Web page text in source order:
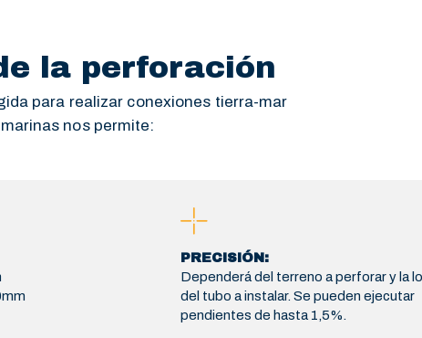
la perforación
para realizar conexiones tierra-mar
nos permite:
PRECISIÓN:
Dependerá del terreno a perforar y la
del tubo a instalar. Se pueden ejecutar
pendientes de hasta 1,5%.